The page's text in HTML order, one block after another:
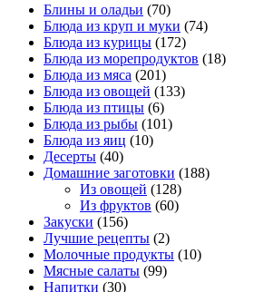
Блины и оладьи (70)
Блюда из круп и муки (74)
Блюда из курицы (172)
Блюда из морепродуктов (18)
Блюда из мяса (201)
Блюда из овощей (133)
Блюда из птицы (6)
Блюда из рыбы (101)
Блюда из яиц (10)
Десерты (40)
Домашние заготовки (188)
Из овощей (128)
Из фруктов (60)
Закуски (156)
Лучшие рецепты (2)
Молочные продукты (10)
Мясные салаты (99)
Напитки (30)